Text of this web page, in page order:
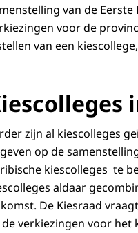
van de
voor de
van een
zijn al kiescolleges
op de
kiescolleges te
aldaar
De Kiesraad
verkiezingen voor het